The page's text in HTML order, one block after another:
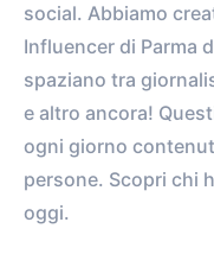
social. Abbiamo
Influencer di Parma
spaziano tra
e altro ancora!
ogni giorno
persone. Scopri chi
oggi.